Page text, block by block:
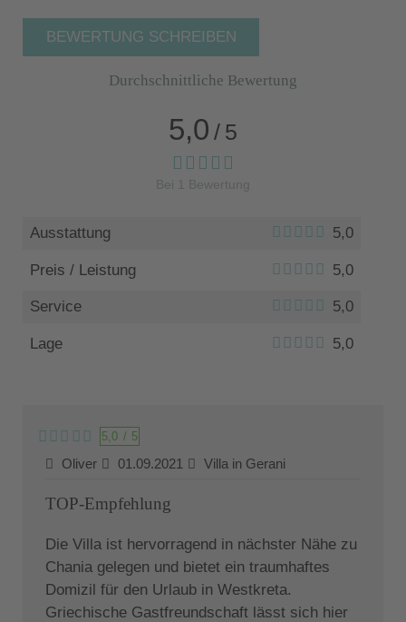
BEWERTUNG SCHREIBEN
Durchschnittliche Bewertung
5,0 / 5
Bei 1 Bewertung
Ausstattung 5,0
Preis / Leistung 5,0
Service 5,0
Lage 5,0
5,0 / 5
Oliver 01.09.2021 Villa in Gerani
TOP-Empfehlung
Die Villa ist hervorragend in nächster Nähe zu
Chania gelegen und bietet ein traumhaftes
Domizil für den Urlaub in Westkreta.
Griechische Gastfreundschaft lässt sich hier